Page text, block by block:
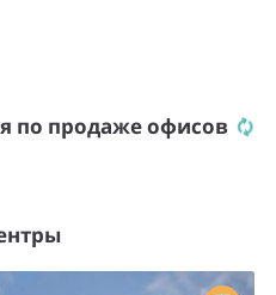
по продаже офисов